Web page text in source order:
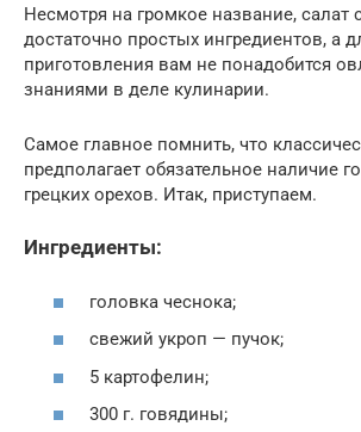
Несмотря на громкое название, салат
достаточно простых ингредиентов, а
приготовления вам не понадобится
знаниями в деле кулинарии.
Самое главное помнить, что
предполагает обязательное наличие
грецких орехов. Итак, приступаем.
Ингредиенты:
головка чеснока;
свежий укроп — пучок;
5 картофелин;
300 г. говядины;